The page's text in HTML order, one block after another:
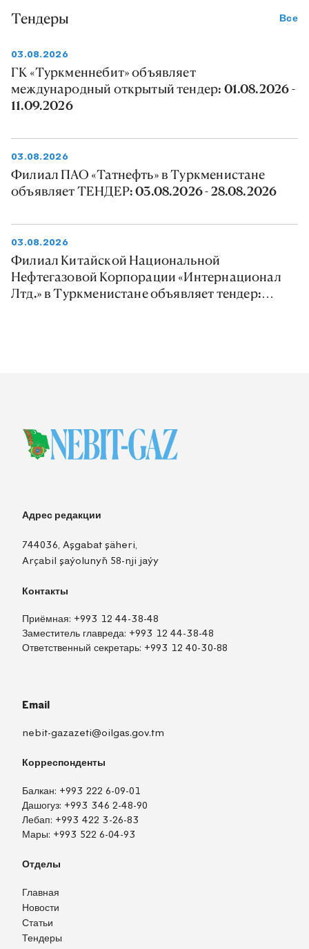
Тендеры Все
03.08.2026
ГК «Туркменнебит» объявляет
международный открытый тендер: 01.08.2026 -
11.09.2026
03.08.2026
Филиал ПАО «Татнефть» в Туркменистане
объявляет ТЕНДЕР: 03.08.2026 - 28.08.2026
03.08.2026
Филиал Китайской Национальной
Нефтегазовой Корпорации «Интернационал
Лтд.» в Туркменистане объявляет тендер:
Адрес редакции
744036, Aşgabat şäheri,
Arçabil şaýolunyň 58-nji jaýy
Контакты
Приёмная: +993 12 44-38-48
Заместитель главреда: +993 12 44-38-48
Ответственный секретарь: +993 12 40-30-88
Email
nebit-gazazeti@oilgas.gov.tm
Корреспонденты
Балкан: +993 222 6-09-01
Дашогуз: +993 346 2-48-90
Лебап: +993 422 3-26-83
Мары: +993 522 6-04-93
Отделы
Главная
Новости
Статьи
Тендеры